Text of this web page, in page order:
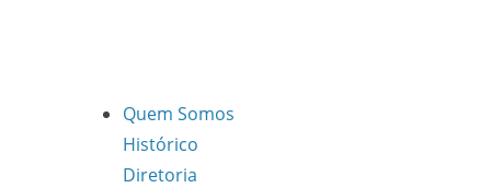
Quem Somos
Histórico
Diretoria